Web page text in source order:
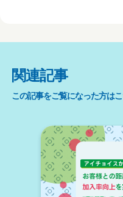
e
b
o
o
er n
関連記事
この記事をご覧になった方は